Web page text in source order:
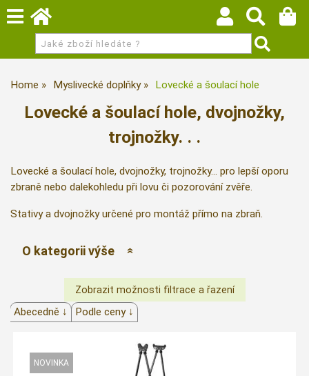
Home Myslivecké doplňky Lovecké a šoulací hole
Lovecké a šoulací hole, dvojnožky,
trojnožky. . .
Lovecké a šoulací hole, dvojnožky, trojnožky... pro lepší oporu
zbraně nebo dalekohledu při lovu či pozorování zvěře.
Stativy a dvojnožky určené pro montáž přímo na zbraň.
O kategorii výše
Abecedně ↓ Podle ceny ↓